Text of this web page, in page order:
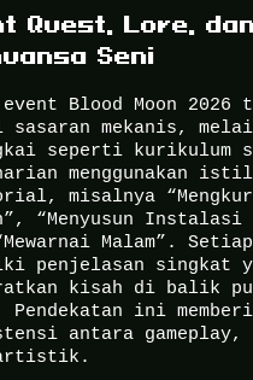
Quest, Lore,
Seni
Blood Moon 2026
mekanis,
seperti kurikulum
menggunakan
misalnya
“Menyusun Instalasi
Malam”.
penjelasan singkat
kisah di balik
Pendekatan ini
antara
artistik.